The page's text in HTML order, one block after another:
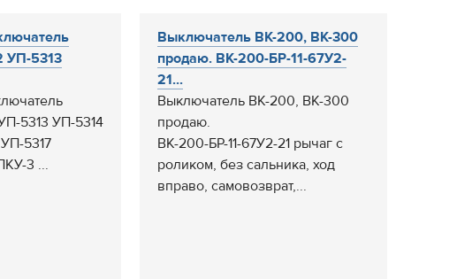
УП-5313
5313 УП-5314
5317
3 ...
Выключатель ВК-200, ВК-300
продаю. ВК-200-БР-11-67У2-
21...
Выключатель ВК-200, ВК-300
продаю.
ВК-200-БР-11-67У2-21 рычаг с
роликом, без сальника, ход
вправо, cамовозврат,...